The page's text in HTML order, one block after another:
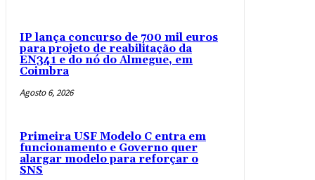
IP lança concurso de 700 mil euros
para projeto de reabilitação da
EN341 e do nó do Almegue, em
Coimbra
Agosto 6, 2026
Primeira USF Modelo C entra em
funcionamento e Governo quer
alargar modelo para reforçar o
SNS